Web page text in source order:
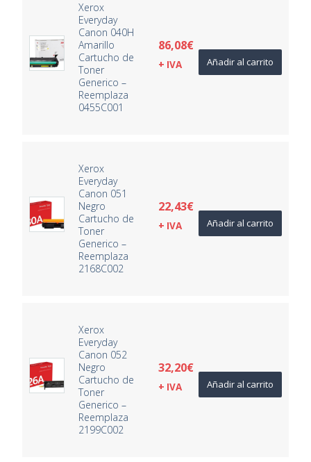
Xerox
Everyday
Canon 040H
Amarillo
Cartucho de
Toner
Generico –
Reemplaza
0455C001
86,08€
+ IVA Añadir al carrito
Xerox
Everyday
Canon 051
Negro
Cartucho de
Toner
Generico –
Reemplaza
2168C002
22,43€
+ IVA Añadir al carrito
Xerox
Everyday
Canon 052
Negro
Cartucho de
Toner
Generico –
Reemplaza
2199C002
32,20€
+ IVA Añadir al carrito